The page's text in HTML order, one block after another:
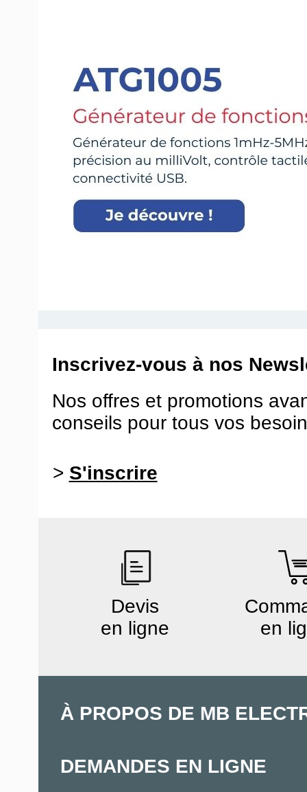
Inscrivez-vous à nos
Nos offres et promotions
conseils pour tous vos
> S'inscrire
Devis
en ligne
en
À PROPOS DE MB
DEMANDES EN LIGNE